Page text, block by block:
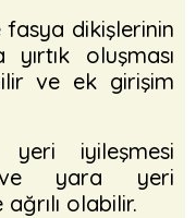
dikişlerinin
oluşması
ve ek girişim
iyileşmesi
yara yeri
ağrılı olabilir.